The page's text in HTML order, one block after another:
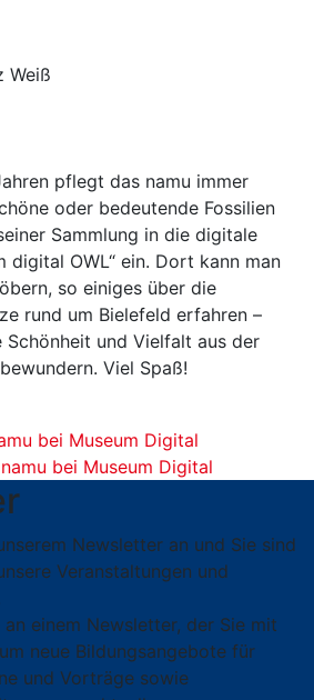
pflegt das namu immer
oder bedeutende Fossilien
Sammlung in die digitale
digital OWL“ ein. Dort kann man
so einiges über die
rund um Bielefeld erfahren –
und Vielfalt aus der
Viel Spaß!
bei Museum Digital
bei Museum Digital
Newsletter an und Sie sind
Veranstaltungen und
an einem Newsletter, der Sie mit
neue Bildungsangebote für
und Vorträge sowie